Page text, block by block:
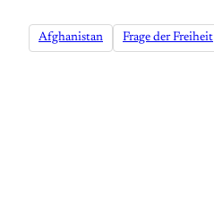
Afghanistan Frage der Freiheit